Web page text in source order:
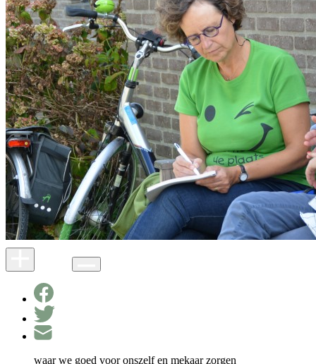
waar we goed voor onszelf en mekaar zorgen